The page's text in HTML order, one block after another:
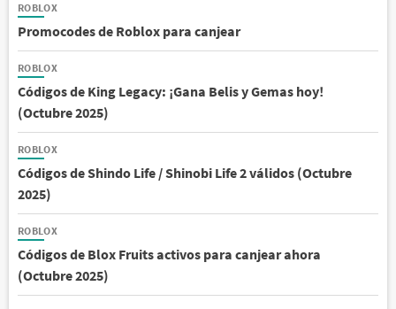
ROBLOX
Promocodes de Roblox para canjear
ROBLOX
Códigos de King Legacy: ¡Gana Belis y Gemas hoy!
(Octubre 2025)
ROBLOX
Códigos de Shindo Life / Shinobi Life 2 válidos (Octubre
2025)
ROBLOX
Códigos de Blox Fruits activos para canjear ahora
(Octubre 2025)